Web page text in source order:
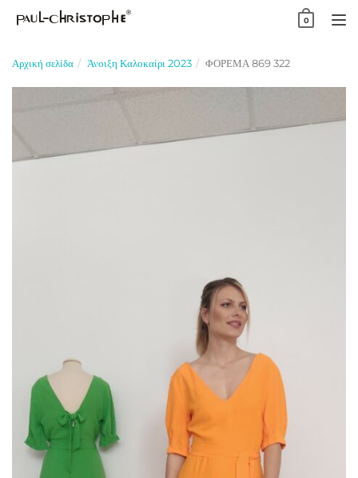
0
Αρχική σελίδα Άνοιξη Καλοκαίρι 2023 ΦΟΡΕΜΑ 869 322